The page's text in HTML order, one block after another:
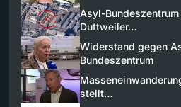
Asyl-
Duttweiler…
Widerstand gegen
Bundeszentrum
stellt…